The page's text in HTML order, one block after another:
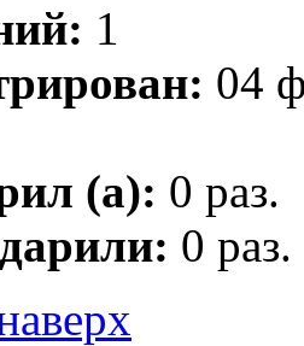
1
04
(а): 0 раз.
0 раз.